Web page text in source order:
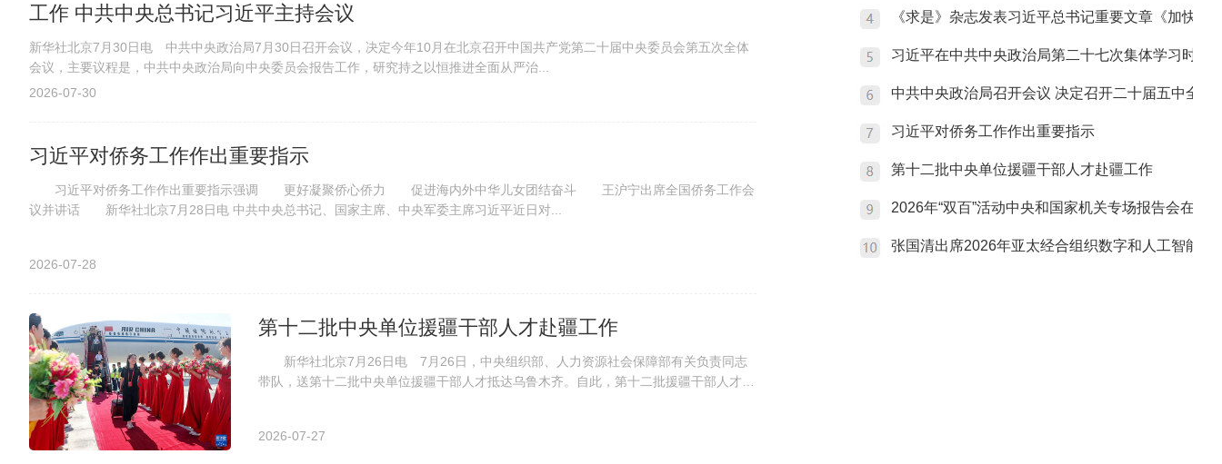
工作 中共中央总书记习近平主持会议
新华社北京7月30日电 中共中央政治局7月30日召开会议，决定今年10月在北京召开中国共产党第二十届中央委员会第五次全体
会议，主要议程是，中共中央政治局向中央委员会报告工作，研究持之以恒推进全面从严治...
2026-07-30
习近平对侨务工作作出重要指示
习近平对侨务工作作出重要指示强调 更好凝聚侨心侨力 促进海内外中华儿女团结奋斗 王沪宁出席全国侨务工作会
议并讲话 新华社北京7月28日电 中共中央总书记、国家主席、中央军委主席习近平近日对...
2026-07-28
第十二批中央单位援疆干部人才赴疆工作
新华社北京7月26日电 7月26日，中央组织部、人力资源社会保障部有关负责同志
带队，送第十二批中央单位援疆干部人才抵达乌鲁木齐。自此，第十二批援疆干部人才接
2026-07-27
《求是》杂志发表习近平总书记重要文章《加快建
习近平在中共中央政治局第二十七次集体学习时强
中共中央政治局召开会议 决定召开二十届五中全
习近平对侨务工作作出重要指示
第十二批中央单位援疆干部人才赴疆工作
2026年“双百”活动中央和国家机关专场报告会在京
张国清出席2026年亚太经合组织数字和人工智能部